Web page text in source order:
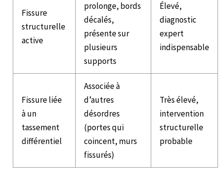
Fissure
structurelle
active
prolonge, bords
décalés,
présente sur
plusieurs
supports
Élevé,
diagnostic
expert
indispensable
Fissure liée
à un
tassement
différentiel
Associée à
d’autres
désordres
(portes qui
coincent, murs
fissurés)
Très élevé,
intervention
structurelle
probable